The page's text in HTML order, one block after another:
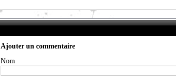
Ajouter un commentaire
Nom